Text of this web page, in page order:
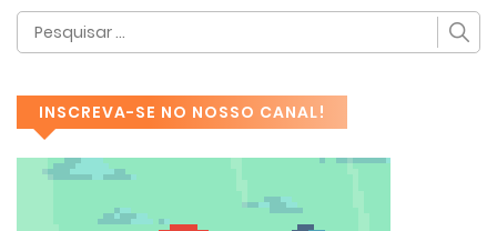
INSCREVA-SE NO NOSSO CANAL!